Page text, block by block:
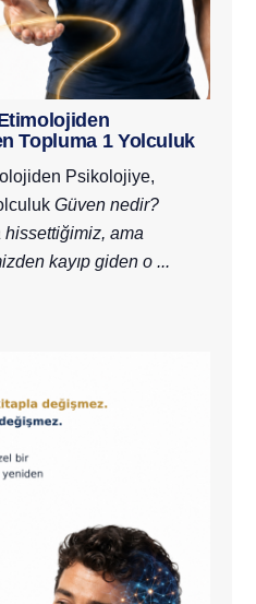
Topluma 1 Yolculuk
Psikolojiye,
Güven nedir?
hissettiğimiz, ama
kayıp giden o ...